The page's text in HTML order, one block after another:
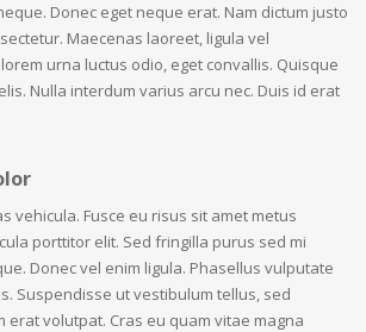
Donec eget neque erat. Nam dictum justo
Maecenas laoreet, ligula vel
urna luctus odio, eget convallis. Quisque
Nulla interdum varius arcu nec. Duis id erat
vehicula. Fusce eu risus sit amet metus
porttitor elit. Sed fringilla purus sed mi
Donec vel enim ligula. Phasellus vulputate
Suspendisse ut vestibulum tellus, sed
erat volutpat. Cras eu quam vitae magna